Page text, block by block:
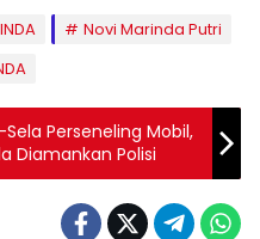
Novi Marinda Putri
Perseneling Mobil,
Diamankan Polisi